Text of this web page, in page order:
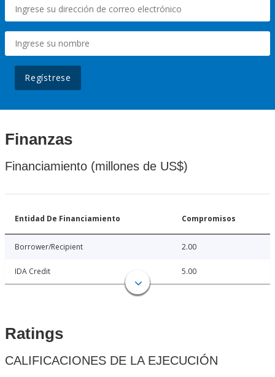
Regístrese
Finanzas
Financiamiento (millones de US$)
Entidad De Financiamiento Compromisos
Borrower/Recipient 2.00
IDA Credit 5.00
Ratings
CALIFICACIONES DE LA EJECUCIÓN